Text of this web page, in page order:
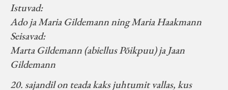
Istuvad:
Ado ja Maria Gildemann ning Maria Haakmann
Seisavad:
Marta Gildemann (abiellus Põikpuu) ja Jaan
Gildemann
20. sajandil on teada kaks juhtumit vallas, kus